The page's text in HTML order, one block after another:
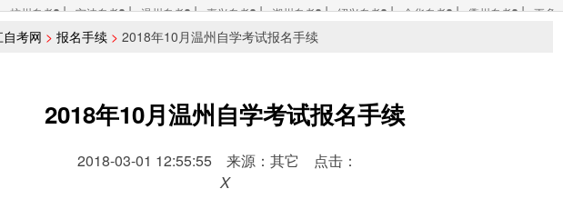
杭州自考 | 宁波自考 | 温州自考 | 嘉兴自考 | 湖州自考 | 绍兴自考 | 金华自考 | 衢州自考 | 更多+
考网 > 报名手续 > 2018年10月温州自学考试报名手续
2018年10月温州自学考试报名手续
2018-03-01 12:55:55 来源：其它 点击：
X